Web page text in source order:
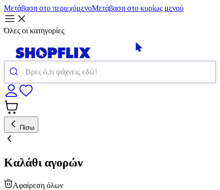
Μετάβαση στο περιεχόμενοΜετάβαση στο κυρίως μενού
Όλες οι κατηγορίες
Πίσω
Καλάθι αγορών
Αφαίρεση όλων